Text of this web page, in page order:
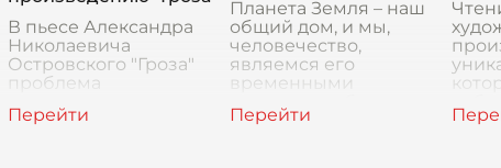
В пьесе Александра
Николаевича
Островского "Гроза"
проблема
достоинства занимает
Планета Земля – наш
общий дом, и мы,
человечество,
являемся его
временными
бережно относиться к